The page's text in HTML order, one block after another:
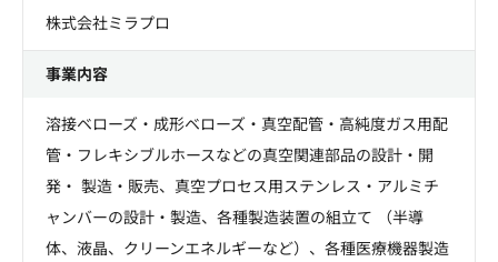
株式会社ミラプロ
事業内容
溶接ベローズ・成形ベローズ・真空配管・高純度ガス用配
管・フレキシブルホースなどの真空関連部品の設計・開
発・ 製造・販売、真空プロセス用ステンレス・アルミチ
ャンバーの設計・製造、各種製造装置の組立て （半導
体、液晶、クリーンエネルギーなど）、各種医療機器製造